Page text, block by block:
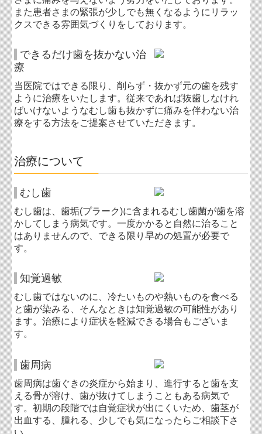
また患者さまの緊張が少しでも無くなるようにリラッ
クスできる雰囲気づくりをしております。
できるだけ歯を抜かない治
療
当医院ではできる限り、削らず・抜かず元の歯を残す
ように治療をいたします。従来であれば抜歯しなけれ
ばいけないようなむし歯も抜かずに痛みを伴わない治
療をする方法をご提案させていただきます。
治療について
むし歯
むし歯は、歯垢(プラーク)に含まれるむし歯菌が歯を溶
かしてしまう病気です。一度かかると自然に治ること
はありませんので、できる限り早めの処置が必要で
す。
知覚過敏
むし歯ではないのに、冷たいものや熱いものを食べる
と歯が染みる、そんなときは知覚過敏の可能性があり
ます。治療により症状を軽減できる場合もございま
す。
歯周病
歯周病は歯ぐきの炎症から始まり、進行すると歯を支
える骨が溶け、歯が抜けてしまうこともある病気で
す。初期の段階では自覚症状が出にくいため、歯茎が
出血する、腫れる、少しでも気になったらご相談下さ